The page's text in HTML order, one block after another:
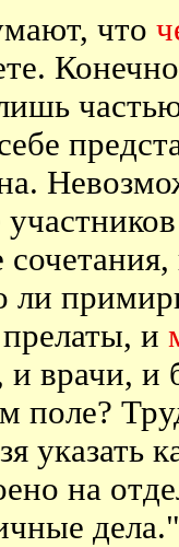
что
и
и врачи, и
поле?
указать
на
дела."